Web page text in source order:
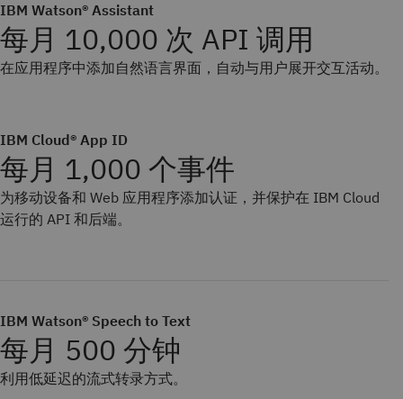
IBM Watson® Assistant
每月 10,000 次 API 调用
在应用程序中添加自然语言界面，自动与用户展开交互活动。
IBM Cloud® App ID
每月 1,000 个事件
为移动设备和 Web 应用程序添加认证，并保护在 IBM Cloud
运行的 API 和后端。
IBM Watson® Speech to Text
每月 500 分钟
利用低延迟的流式转录方式。